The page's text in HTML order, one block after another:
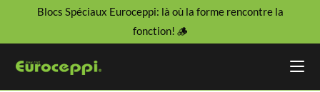
Blocs Spéciaux Euroceppi: là où la forme rencontre la
fonction! 🪵